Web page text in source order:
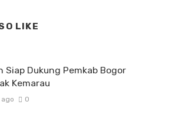
LIKE
Siap Dukung Pemkab Bogor
Kemarau
ago 0